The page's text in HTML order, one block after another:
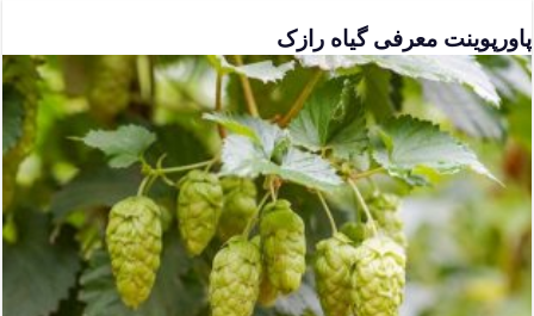
پاورپوینت معرفی گیاه رازک